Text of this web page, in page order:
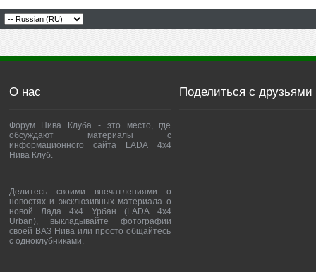
О нас
Форум Нива Клуба - это место, где
обсуждают материалы с
информационного сайта LADA 4x4
Нива Клуб.
Делитесь своими впечатлениями о
новостях и эксклюзивных материала о
новой Лада 4х4 Урбан (LADA 4x4
Urban), выкладывайте фотографии
своей ВАЗ Нива или просто общайтесь
с одноклубниками.
Поделиться с друзьями